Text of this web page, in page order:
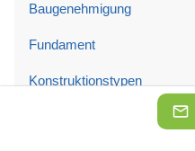
Baugenehmigung
Fundament
Konstruktionstypen